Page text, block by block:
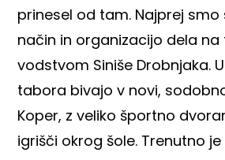
prinesel od tam. Najprej smo
način in organizacijo dela
vodstvom Siniše Drobnjaka.
tabora bivajo v novi,
Koper, z veliko športno
igrišči okrog šole. Trenutno